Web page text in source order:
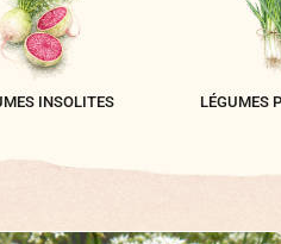
INSOLITES LÉGUMES